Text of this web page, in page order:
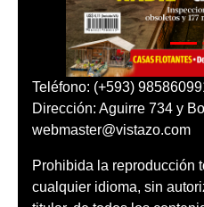
Teléfono: (+593)
Dirección: Aguirre 734 y
webmaster@vistazo.com
Prohibida la reproducción
cualquier idioma, sin